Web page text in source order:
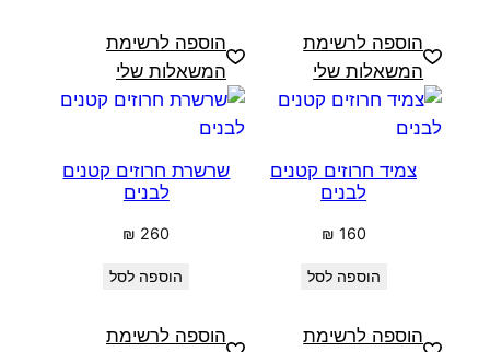
הוספה לרשימת
המשאלות שלי
הוספה לרשימת
המשאלות שלי
צמיד חרוזים קטנים
לבנים
₪ 160
הוספה לסל
הוספה לרשימת
שרשרת חרוזים קטנים
לבנים
₪ 260
הוספה לסל
הוספה לרשימת